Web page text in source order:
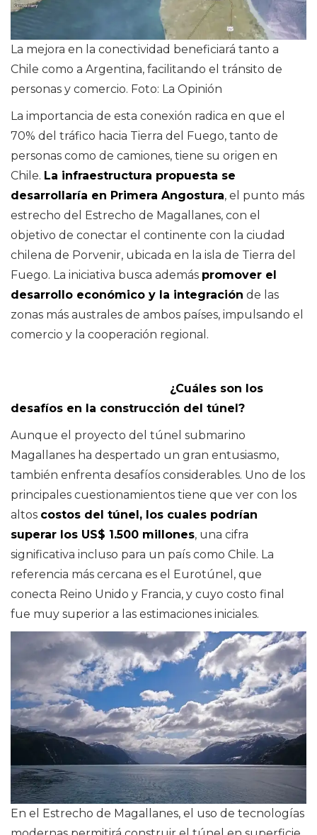
La mejora en la conectividad beneficiará tanto a
Chile como a Argentina, facilitando el tránsito de
personas y comercio. Foto: La Opinión
La importancia de esta conexión radica en que el
70% del tráfico hacia Tierra del Fuego, tanto de
personas como de camiones, tiene su origen en
Chile. La infraestructura propuesta se
desarrollaría en Primera Angostura, el punto más
estrecho del Estrecho de Magallanes, con el
objetivo de conectar el continente con la ciudad
chilena de Porvenir, ubicada en la isla de Tierra del
Fuego. La iniciativa busca además promover el
desarrollo económico y la integración de las
zonas más australes de ambos países, impulsando el
comercio y la cooperación regional.
¿Cuáles son los
desafíos en la construcción del túnel?
Aunque el proyecto del túnel submarino
Magallanes ha despertado un gran entusiasmo,
también enfrenta desafíos considerables. Uno de los
principales cuestionamientos tiene que ver con los
altos costos del túnel, los cuales podrían
superar los US$ 1.500 millones, una cifra
significativa incluso para un país como Chile. La
referencia más cercana es el Eurotúnel, que
conecta Reino Unido y Francia, y cuyo costo final
fue muy superior a las estimaciones iniciales.
En el Estrecho de Magallanes, el uso de tecnologías